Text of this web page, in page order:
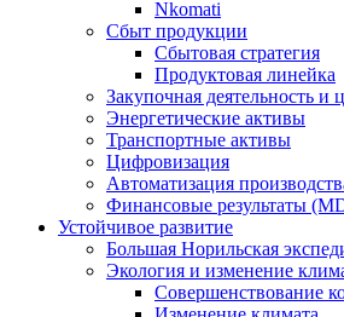
Nkomati
Сбыт продукции
Сбытовая стратегия
Продуктовая линейка
Закупочная деятельность и
Энергетические активы
Транспортные активы
Цифровизация
Автоматизация
Финансовые результаты
Устойчивое развитие
Большая Норильская
Экология и изменение
Совершенствование